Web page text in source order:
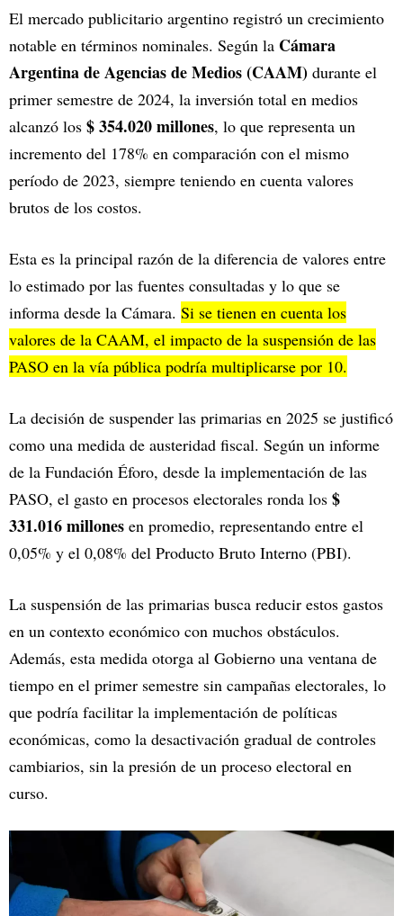
El mercado publicitario argentino registró un crecimiento
notable en términos nominales. Según la Cámara
Argentina de Agencias de Medios (CAAM) durante el
primer semestre de 2024, la inversión total en medios
alcanzó los $ 354.020 millones, lo que representa un
incremento del 178% en comparación con el mismo
período de 2023, siempre teniendo en cuenta valores
brutos de los costos.
Esta es la principal razón de la diferencia de valores entre
lo estimado por las fuentes consultadas y lo que se
informa desde la Cámara. Si se tienen en cuenta los
valores de la CAAM, el impacto de la suspensión de las
PASO en la vía pública podría multiplicarse por 10.
La decisión de suspender las primarias en 2025 se justificó
como una medida de austeridad fiscal. Según un informe
de la Fundación Éforo, desde la implementación de las
PASO, el gasto en procesos electorales ronda los $
331.016 millones en promedio, representando entre el
0,05% y el 0,08% del Producto Bruto Interno (PBI).
La suspensión de las primarias busca reducir estos gastos
en un contexto económico con muchos obstáculos.
Además, esta medida otorga al Gobierno una ventana de
tiempo en el primer semestre sin campañas electorales, lo
que podría facilitar la implementación de políticas
económicas, como la desactivación gradual de controles
cambiarios, sin la presión de un proceso electoral en
curso.